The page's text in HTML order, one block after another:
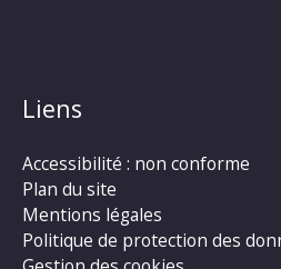
Liens
Accessibilité : non conforme
Plan du site
Mentions légales
Politique de protection des